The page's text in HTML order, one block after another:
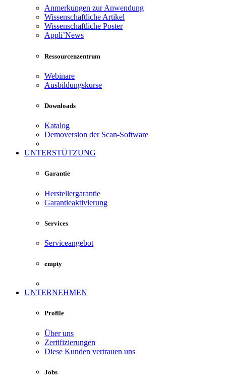
Anmerkungen zur Anwendung
Wissenschaftliche Artikel
Wissenschaftliche Poster
Appli’News
Ressourcenzentrum
Webinare
Ausbildungskurse
Downloads
Katalog
Demoversion der Scan-Software
UNTERSTÜTZUNG
Garantie
Herstellergarantie
Garantieaktivierung
Services
Serviceangebot
empty
UNTERNEHMEN
Profile
Über uns
Zertifizierungen
Diese Kunden vertrauen uns
Jobs